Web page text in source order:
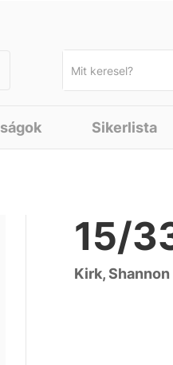
Sikerlista
15/
Kirk, Shannon